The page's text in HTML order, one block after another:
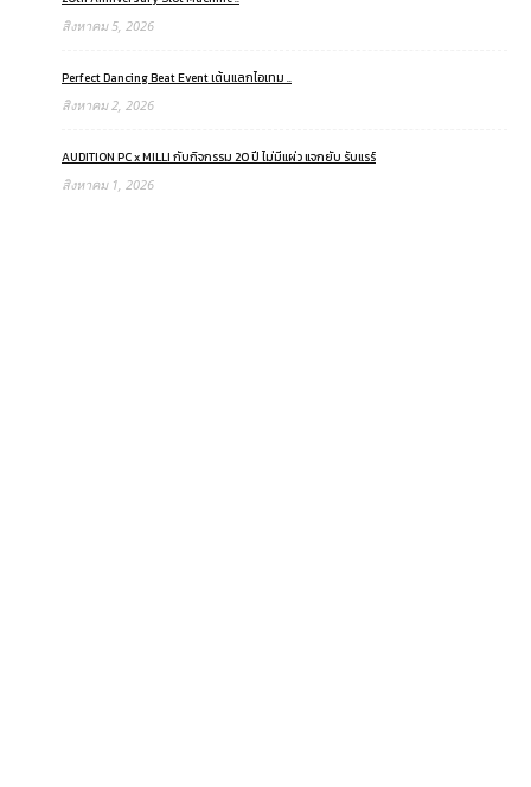
สิงหาคม 5, 2026
Perfect Dancing Beat Event เต้นแลกไอเทม ..
สิงหาคม 2, 2026
AUDITION PC x MILLI กับกิจกรรม 20 ปี ไม่มีแผ่ว แจกยับ รับแรร์
สิงหาคม 1, 2026